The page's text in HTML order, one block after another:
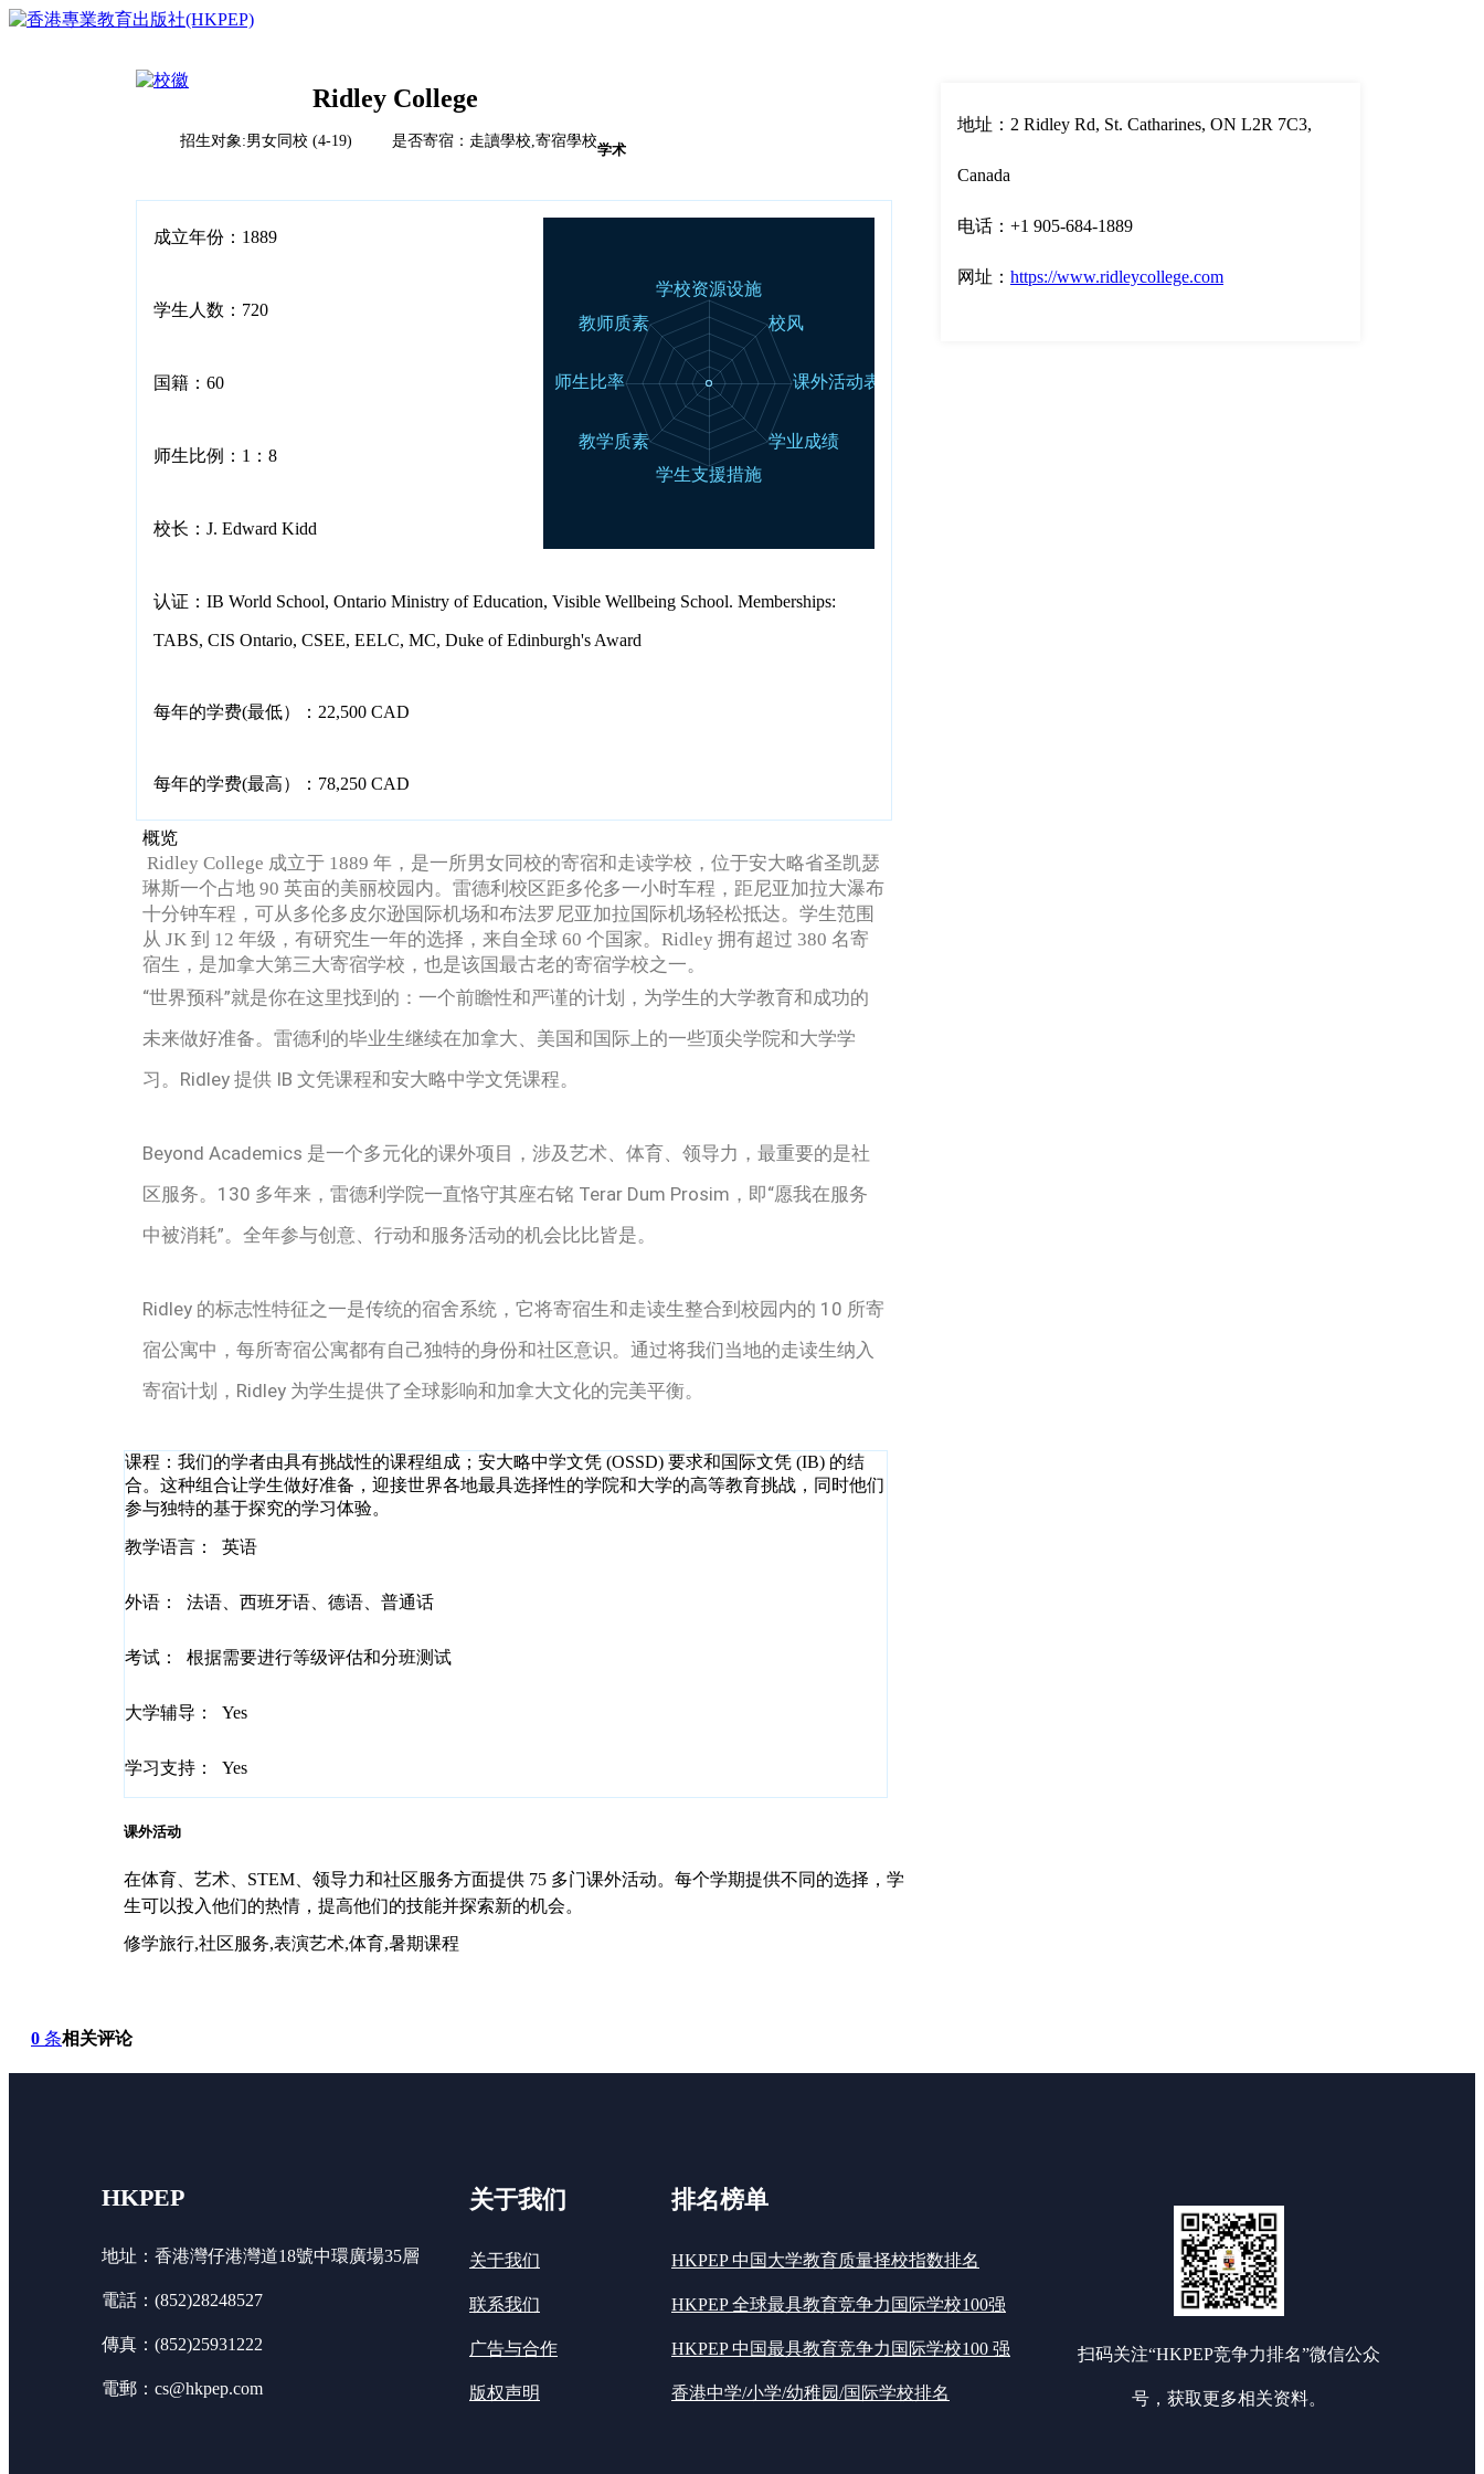
教育竞争力评比体系说明
2023HKPEP全球最具教育竞争力国际学校100强
2023HKPEP中国外籍人員子女国际学校最具竞争力50强
2022香港最具教育竞争力中学50强龙虎榜<
Ridley College
招生对象:男女同校 (4-19) 是否寄宿：走讀學校,寄宿學校
成立年份：1889
学生人数：720
国籍：60
师生比例：1：8
校长：J. Edward Kidd
认证：IB World School, Ontario Ministry of Education, Visible Wellbeing School. Memberships:
TABS, CIS Ontario, CSEE, EELC, MC, Duke of Edinburgh's Award
每年的学费(最低）：22,500 CAD
每年的学费(最高）：78,250 CAD
概览
Ridley College 成立于 1889 年，是一所男女同校的寄宿和走读学校，位于安大略省圣凯瑟
琳斯一个占地 90 英亩的美丽校园内。 雷德利校区距多伦多一小时车程，距尼亚加拉大瀑布
十分钟车程，可从多伦多皮尔逊国际机场和布法罗尼亚加拉国际机场轻松抵达。 学生范围
从 JK 到 12 年级，有研究生一年的选择，来自全球 60 个国家。 Ridley 拥有超过 380 名寄
宿生，是加拿大第三大寄宿学校，也是该国最古老的寄宿学校之一。
“世界预科”就是你在这里找到的：一个前瞻性和严谨的计划，为学生的大学教育和成功的
未来做好准备。 雷德利的毕业生继续在加拿大、美国和国际上的一些顶尖学院和大学学
习。 Ridley 提供 IB 文凭课程和安大略中学文凭课程。
Beyond Academics 是一个多元化的课外项目，涉及艺术、体育、领导力，最重要的是社
区服务。 130 多年来，雷德利学院一直恪守其座右铭 Terar Dum Prosim，即“愿我在服务
中被消耗”。 全年参与创意、行动和服务活动的机会比比皆是。
Ridley 的标志性特征之一是传统的宿舍系统，它将寄宿生和走读生整合到校园内的 10 所寄
宿公寓中，每所寄宿公寓都有自己独特的身份和社区意识。 通过将我们当地的走读生纳入
寄宿计划，Ridley 为学生提供了全球影响和加拿大文化的完美平衡。
学术
课程： 我们的学者由具有挑战性的课程组成；安大略中学文凭 (OSSD) 要求和国际文凭 (IB) 的结
合。这种组合让学生做好准备，迎接世界各地最具选择性的学院和大学的高等教育挑战，同时他们
参与独特的基于探究的学习体验。
教学语言： 英语
外语： 法语、西班牙语、德语、普通话
考试： 根据需要进行等级评估和分班测试
大学辅导： Yes
学习支持： Yes
课外活动
在体育、艺术、STEM、领导力和社区服务方面提供 75 多门课外活动。每个学期提供不同的选择，学
生可以投入他们的热情，提高他们的技能并探索新的机会。
修学旅行,社区服务,表演艺术,体育,暑期课程
地址：2 Ridley Rd, St. Catharines, ON L2R 7C3,
Canada
电话：+1 905-684-1889
网址： https://www.ridleycollege.com
0 条相关评论
HKPEP
地址：香港灣仔港灣道18號中環廣場35層
電話：(852)28248527
傳真：(852)25931222
電郵：cs@hkpep.com
关于我们
关于我们
联系我们
广告与合作
版权声明
排名榜单
HKPEP 中国大学教育质量择校指数排名
HKPEP 全球最具教育竞争力国际学校100强
HKPEP 中国最具教育竞争力国际学校100 强
香港中学/小学/幼稚园/国际学校排名
扫码关注“HKPEP竞争力排名”微信公众
号，获取更多相关资料。